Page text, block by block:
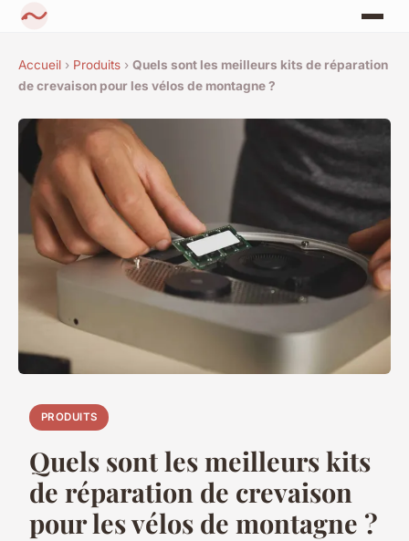
Accueil › Produits › Quels sont les meilleurs kits de réparation
de crevaison pour les vélos de montagne ?
PRODUITS
Quels sont les meilleurs kits
de réparation de crevaison
pour les vélos de montagne ?